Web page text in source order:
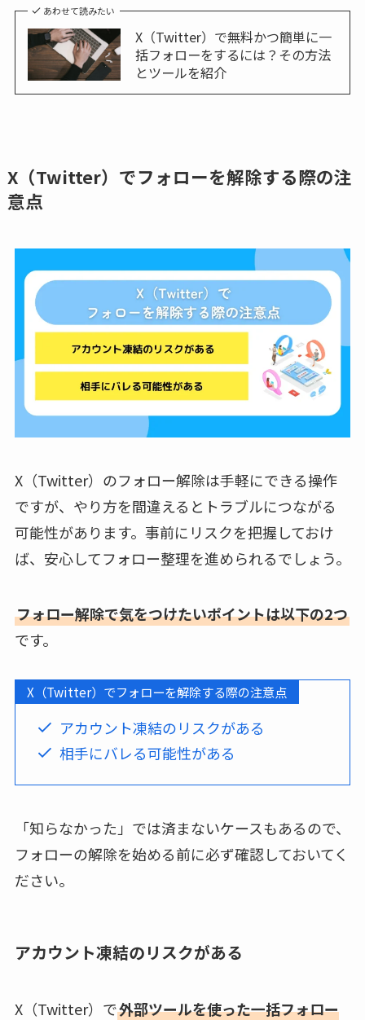
あわせて読みたい
X（Twitter）で無料かつ簡単に一
括フォローをするには？その方法
とツールを紹介
X（Twitter）でフォローを解除する際の注
意点
X（Twitter）のフォロー解除は手軽にできる操作
ですが、やり方を間違えるとトラブルにつながる
可能性があります。事前にリスクを把握しておけ
ば、安心してフォロー整理を進められるでしょう。
フォロー解除で気をつけたいポイントは以下の2つ
です。
X（Twitter）でフォローを解除する際の注意点
アカウント凍結のリスクがある
相手にバレる可能性がある
「知らなかった」では済まないケースもあるので、
フォローの解除を始める前に必ず確認しておいてく
ださい。
アカウント凍結のリスクがある
X（Twitter）で外部ツールを使った一括フォロー